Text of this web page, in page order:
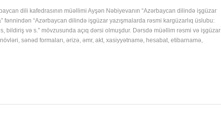
dili kafedrasının müəllimi Ayşən Nəbiyevanın “Azərbaycan dilində işgüzar
fənnindən “Azərbaycan dilində işgüzar yazışmalarda rəsmi kargüzarlıq üslubu:
bildiriş və s.” mövzusunda açıq dərsi olmuşdur. Dərsdə müəllim rəsmi və işgüzar
sənəd formaları, ərizə, əmr, akt, xasiyyətnamə, hesabat, etibarnamə,